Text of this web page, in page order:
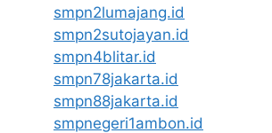
smpn2lumajang.id
smpn2sutojayan.id
smpn4blitar.id
smpn78jakarta.id
smpn88jakarta.id
smpnegeri1ambon.id